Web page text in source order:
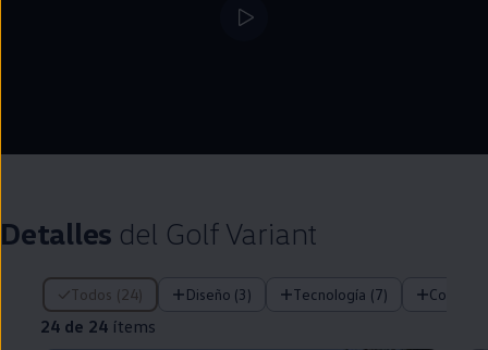
Detalles del Golf Variant
Todos (24) Diseño (3) Tecnología (7) Confort
24 de 24 ítems
24 de 24 ítems